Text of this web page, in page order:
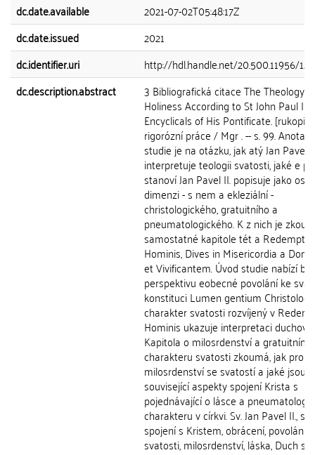
dc.date.available
2021-07-02T05:48:17Z
dc.date.issued
2021
dc.identifier.uri
http://hdl.handle.net/20.500.11956/
dc.description.abstract
3 Bibliografická citace The Theology of
Holiness According to St John Paul II
Encyclicals of His Pontificate. [rukopis]:
rigorózní práce / Mgr . -- s. 99.
studie je na otázku, jak atý Jan Pavel
interpretuje teologii svatosti, jaké e
stanoví Jan Pavel II. popisuje jako
dimenzi - s nem a ekleziální -
christologického, gratuitního a
pneumatologického. K z nich je
samostatné kapitole tét a Redemptor
Hominis, Dives in Misericordia a
et Vivificantem. Úvod studie nabízí
perspektivu eobecné povolání ke
konstituci Lumen gentium
charakter svatosti rozvíjený v
Hominis ukazuje interpretaci
Kapitola o milosrdenství a gratuitním
charakteru svatosti zkoumá, jak
milosrdenství se svatostí a jaké jsou
související aspekty spojení Krista s
pojednávající o lásce a
charakteru v církvi. Sv. Jan Pavel II.,
spojení s Kristem, obrácení, povolání
svatosti, milosrdenství, láska, Duch